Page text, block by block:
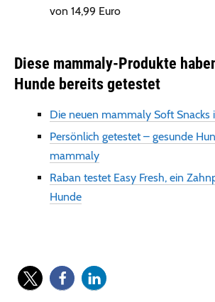
von 14,99 Euro
Diese mammaly-Produkte
Hunde bereits getestet
Die neuen mammaly Soft Snacks
Persönlich getestet – gesunde
mammaly
Raban testet Easy Fresh, ein
Hunde